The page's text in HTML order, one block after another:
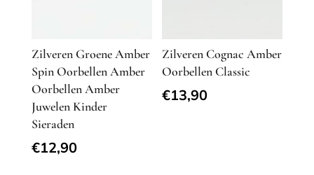
Zilveren Groene Amber
Spin Oorbellen Amber
Oorbellen Amber
Juwelen Kinder
Sieraden
€12,90
Zilveren Cognac Amber
Oorbellen Classic
€13,90